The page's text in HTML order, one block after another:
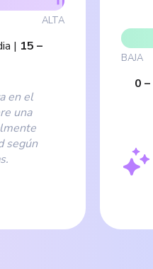
ALTA
| 15 –
en el
una
según
BAJA
0 –